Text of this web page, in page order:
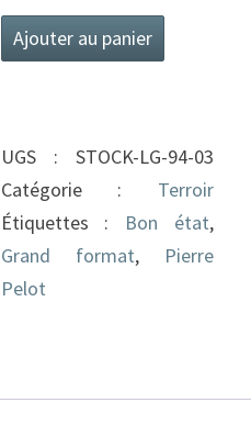
quantité
de
Ajouter au panier
UGS : STOCK-LG-94-03
Catégorie : Terroir
Étiquettes : Bon état,
Grand format,
Pierre
Pelot